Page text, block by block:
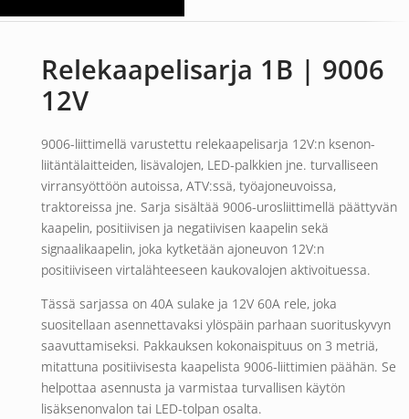
Relekaapelisarja 1B | 9006
12V
9006-liittimellä varustettu relekaapelisarja 12V:n ksenon-
liitäntälaitteiden, lisävalojen, LED-palkkien jne. turvalliseen
virransyöttöön autoissa, ATV:ssä, työajoneuvoissa,
traktoreissa jne. Sarja sisältää 9006-urosliittimellä päättyvän
kaapelin, positiivisen ja negatiivisen kaapelin sekä
signaalikaapelin, joka kytketään ajoneuvon 12V:n
positiiviseen virtalähteeseen kaukovalojen aktivoituessa.
Tässä sarjassa on 40A sulake ja 12V 60A rele, joka
suositellaan asennettavaksi ylöspäin parhaan suorituskyvyn
saavuttamiseksi. Pakkauksen kokonaispituus on 3 metriä,
mitattuna positiivisesta kaapelista 9006-liittimien päähän. Se
helpottaa asennusta ja varmistaa turvallisen käytön
lisäksenonvalon tai LED-tolpan osalta.